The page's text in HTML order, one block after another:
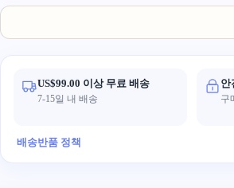
US$99.00 이상 무료 배송
7-15일 내 배송
안
구
배송반품 정책